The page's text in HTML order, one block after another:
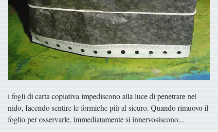
i fogli di carta copiativa impediscono alla luce di penetrare nel
nido, facendo sentire le formiche più al sicuro. Quando rimuovo il
foglio per osservarle, immediatamente si innervosiscono...